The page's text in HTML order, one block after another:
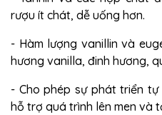
rượu ít chát, dễ uống hơn.
- Hàm lượng vanillin và
hương vanilla, đinh hương,
- Cho phép sự phát triển
hỗ trợ quá trình lên men và